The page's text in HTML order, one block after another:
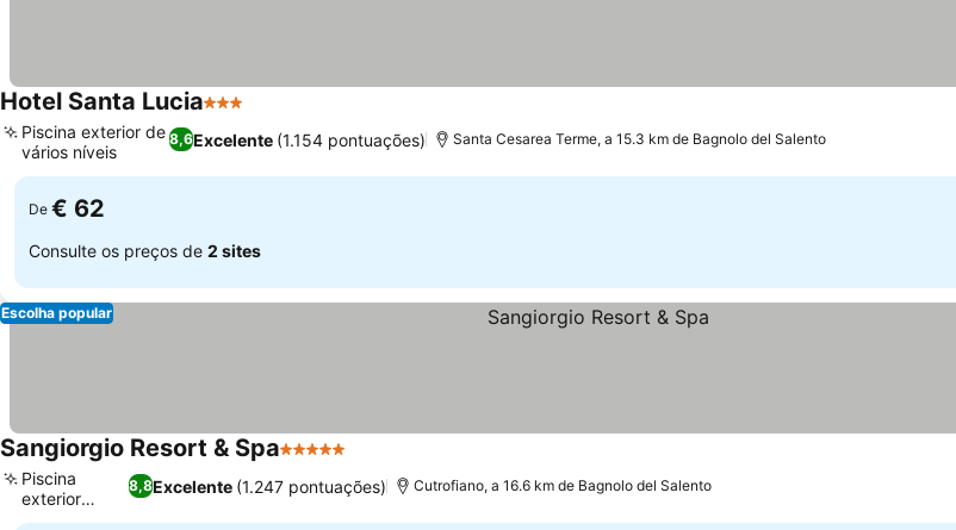
Hotel Santa Lucia3 Estrelas
8,6Excelente (1.154 pontuações)
Piscina exterior de
vários níveis
Santa Cesarea Terme, a 15.3 km de Bagnolo del Salento
De € 62
Consulte os preços de 2 sites
Escolha popular
Sangiorgio Resort & Spa5 Estrelas
8,8Excelente (1.247 pontuações)
Piscina
exterior
ampla
Cutrofiano, a 16.6 km de Bagnolo del Salento